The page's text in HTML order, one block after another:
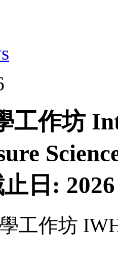
工作坊
日:
工作坊